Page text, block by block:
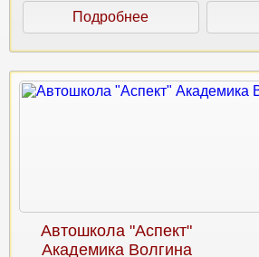
Подробнее
Автошкола "Аспект"
Академика Волгина